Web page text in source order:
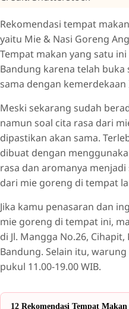
Rekomendasi tempat
yaitu Mie & Nasi Goreng
Tempat makan yang satu
Bandung karena telah buka
sama dengan kemerdekaan
Meski sekarang sudah
namun soal cita rasa dari
dipastikan akan sama.
dibuat dengan
rasa dan aromanya
dari mie goreng di tempat
Jika kamu penasaran dan
mie goreng di tempat ini,
di Jl. Mangga No.26,
Bandung. Selain itu,
pukul 11.00-19.00 WIB.
12 Rekomendasi Tempat